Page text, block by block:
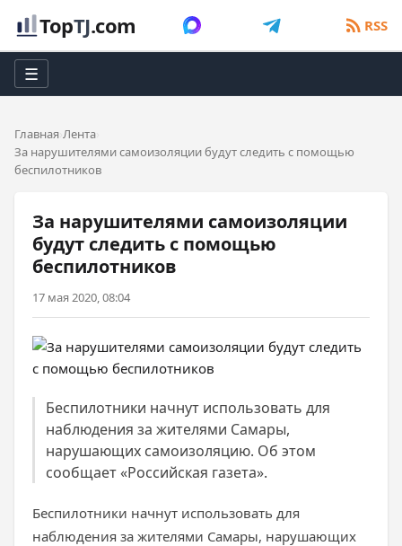
TopTJ.com RSS
☰
Главная Лента
За нарушителями самоизоляции будут следить с помощью
беспилотников
За нарушителями самоизоляции
будут следить с помощью
беспилотников
17 мая 2020, 08:04
Беспилотники начнут использовать для
наблюдения за жителями Самары,
нарушающих самоизоляцию. Об этом
сообщает «Российская газета».
Беспилотники начнут использовать для
наблюдения за жителями Самары, нарушающих